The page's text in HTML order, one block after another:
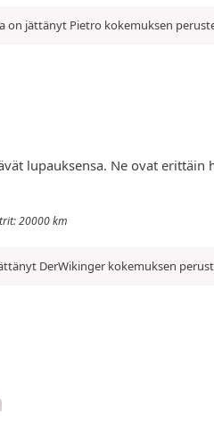
on jättänyt Pietro kokemuksen
lupauksensa. Ne ovat
20000 km
DerWikinger kokemuksen